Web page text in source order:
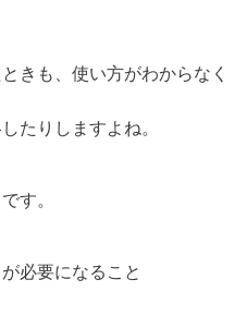
きも、使い方がわからなく
たりしますよね。
す。
必要になること